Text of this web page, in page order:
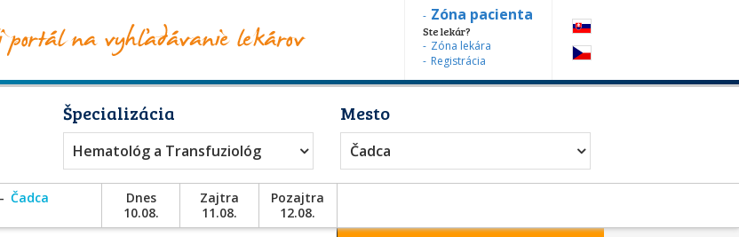
Zóna pacienta
Ste lekár?
Zóna lekára
Registrácia
Špecializácia
Hematológ a Transfuziológ
Mesto
Čadca
Čadca
Dnes
10.08.
Zajtra
11.08.
Pozajtra
12.08.